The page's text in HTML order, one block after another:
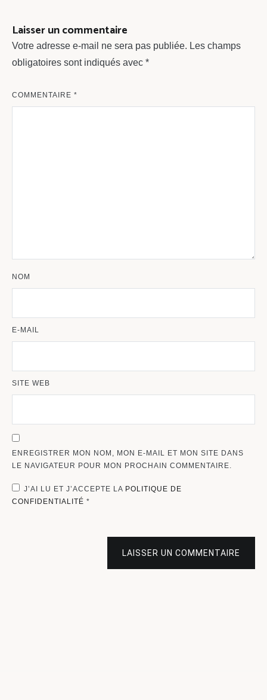
Laisser un commentaire
Votre adresse e-mail ne sera pas publiée. Les champs
obligatoires sont indiqués avec *
COMMENTAIRE *
NOM
E-MAIL
SITE WEB
ENREGISTRER MON NOM, MON E-MAIL ET MON SITE DANS
LE NAVIGATEUR POUR MON PROCHAIN COMMENTAIRE.
J’AI LU ET J’ACCEPTE LA POLITIQUE DE
CONFIDENTIALITÉ *
LAISSER UN COMMENTAIRE